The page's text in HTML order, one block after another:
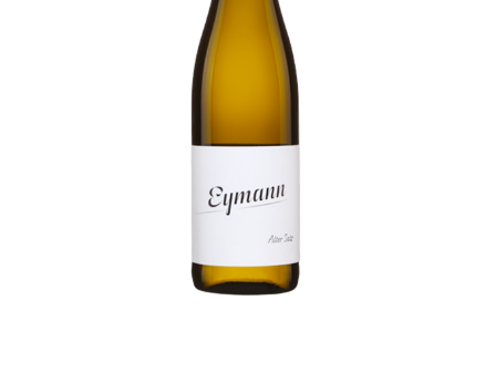
PRODUCTEURS
VINS, BIÈRES, CIDRES ET SPIRITUEUX
À PROPOS DE NOUS
NOUVELLES